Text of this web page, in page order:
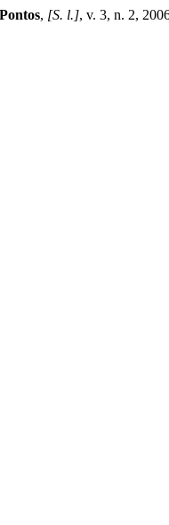
, [S. l.], v. 3, n. 2,